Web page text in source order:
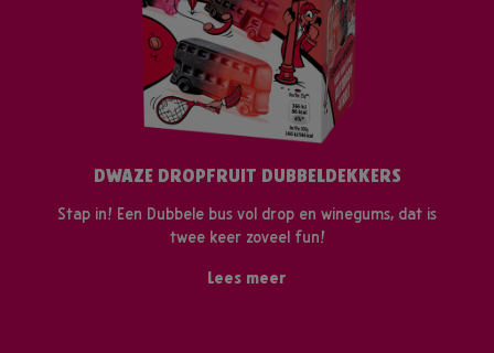
DWAZE DROPFRUIT DUBBELDEKKERS
Stap in! Een Dubbele bus vol drop en winegums, dat is
twee keer zoveel fun!
Lees meer